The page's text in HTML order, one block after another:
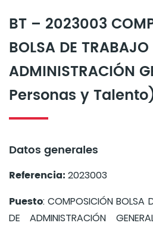
BT – 2023003
BOLSA DE
ADMINISTRACIÓN
Personas y
Datos generales
Referencia: 2023003
Puesto: COMPOSICIÓN BOLSA
DE ADMINISTRACIÓN